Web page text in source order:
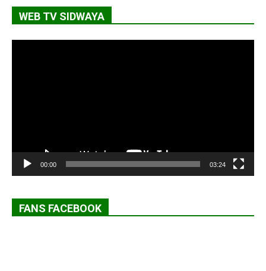
WEB TV SIDWAYA
00:00 03:24
FANS FACEBOOK